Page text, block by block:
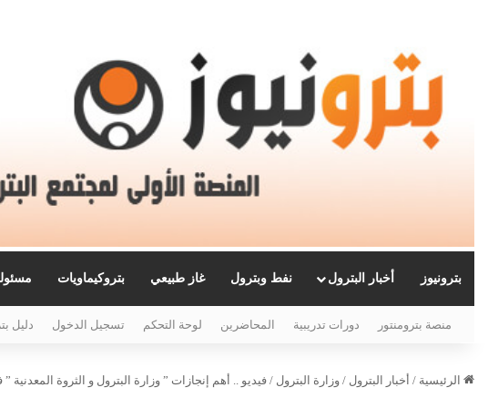
بترونيوز أخبار البترول نفط وبترول غاز طبيعي بتروكيماويات
منصة بترومنتور دورات تدريبية المحاضرين لوحة التحكم تسجيل الدخول دليل
الرئيسية / أخبار البترول / وزارة البترول / فيديو .. أهم إنجازات ” وزارة البترول و الثروة المعدنية ” في ٨